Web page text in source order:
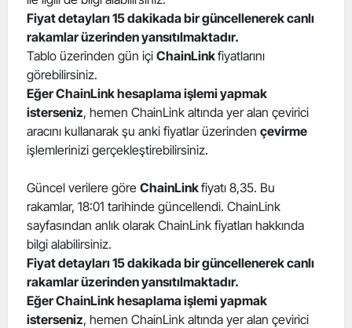
Çorum
Denizli
Edirne
Erzurum
Giresun
Fiyat detayları 15 dakikada bir güncellenerek canlı
rakamlar üzerinden yansıtılmaktadır.
Tablo üzerinden gün içi ChainLinkfiyatlarını
görebilirsiniz.
Eğer ChainLink hesaplama işlemi yapmak
isterseniz, hemen ChainLink altında yer alan çevirici
aracını kullanarak şu anki fiyatlar üzerinden çevirme
işlemlerinizi gerçekleştirebilirsiniz.
Güncel verilere göre ChainLinkfiyatı 8,35. Bu
rakamlar, 18:01 tarihinde güncellendi. ChainLink
sayfasından anlık olarak ChainLink fiyatları hakkında
bilgi alabilirsiniz.
Fiyat detayları 15 dakikada bir güncellenerek canlı
rakamlar üzerinden yansıtılmaktadır.
Eğer ChainLink hesaplama işlemi yapmak
isterseniz, hemen ChainLink altında yer alan çevirici